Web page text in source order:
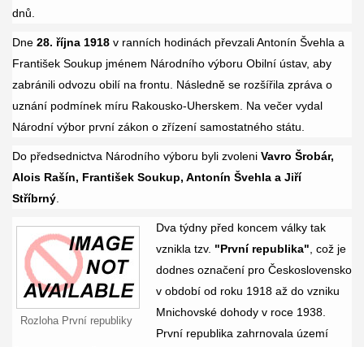
dnů.
Dne 28. října 1918v ranních hodinách převzali Antonín Švehla a
František Soukup jménem Národního výboru Obilní ústav, aby
zabránili odvozu obilí na frontu. Následně se rozšířila zpráva o
uznání podmínek míru Rakousko-Uherskem. Na večer vydal
Národní výbor první zákon o zřízení samostatného státu.
Do předsednictva Národního výboru byli zvoleni Vavro Šrobár,
Alois Rašín, František Soukup, Antonín Švehla a Jiří
Stříbrný.
Rozloha První republiky
Dva týdny před koncem války tak
vznikla tzv. "První republika" , což je
dodnes označení pro Československo
v období od roku 1918 až do vzniku
Mnichovské dohody v roce 1938.
První republika zahrnovala území